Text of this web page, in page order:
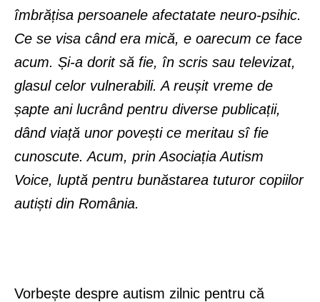
îmbrățisa persoanele afectatate neuro-psihic.
Ce se visa când era mică, e oarecum ce face
acum. Și-a dorit să fie, în scris sau televizat,
glasul celor vulnerabili. A reușit vreme de
șapte ani lucrând pentru diverse publicații,
dând viață unor povești ce meritau sî fie
cunoscute. Acum, prin Asociația Autism
Voice, luptă pentru bunăstarea tuturor copiilor
autiști din România.
Vorbește despre autism zilnic pentru că